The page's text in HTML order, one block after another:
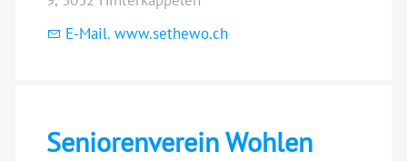
E-Mail, www.sethewo.ch
Seniorenverein Wohlen